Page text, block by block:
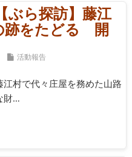
ぶら探訪】藤江
跡をたどる 開
活動報告
村で代々庄屋を務めた山路
財…